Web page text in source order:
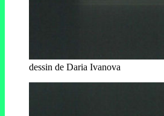
dessin de Daria Ivanova